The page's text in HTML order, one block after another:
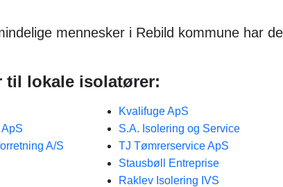
mennesker i Rebild kommune har
til lokale isolatører:
A/S
Kvalifuge ApS
S.A. Isolering og Service
TJ Tømrerservice ApS
Stausbøll Entreprise
Raklev Isolering IVS